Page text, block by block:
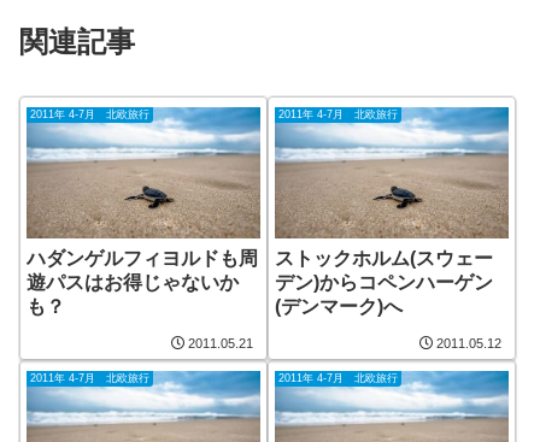
関連記事
2011年 4-7月 北欧旅行
ハダンゲルフィヨルドも周
遊パスはお得じゃないか
も？
2011.05.21
2011年 4-7月 北欧旅行
ストックホルム(スウェー
デン)からコペンハーゲン
(デンマーク)へ
2011.05.12
2011年 4-7月 北欧旅行 2011年 4-7月 北欧旅行